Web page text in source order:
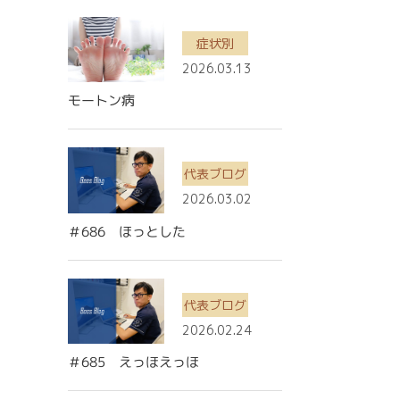
症状別
2026.03.13
モートン病
代表ブログ
2026.03.02
＃686 ほっとした
代表ブログ
2026.02.24
＃685 えっほえっほ